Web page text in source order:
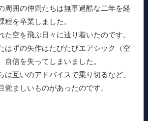
周囲の仲間たちは無事過酷な二年を経
程を卒業しました。
た空を飛ぶ日々に辿り着いたのです。
はずの矢作はたびたびエアシック（空
自信を失ってしまいました。
は互いのアドバイスで乗り切るなど、
覚ましいものがあったのです。